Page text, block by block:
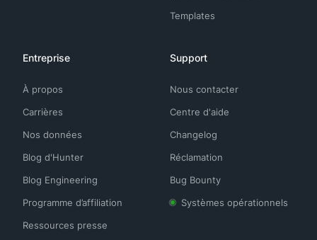
Templates
Entreprise
À propos
Carrières
Nos données
Blog d'Hunter
Blog Engineering
Programme d’affiliation
Ressources presse
Support
Nous contacter
Centre d'aide
Changelog
Réclamation
Bug Bounty
Systèmes opérationnels